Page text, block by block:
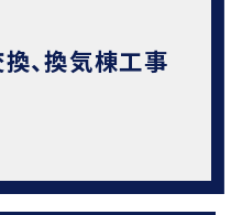
、換気棟工事